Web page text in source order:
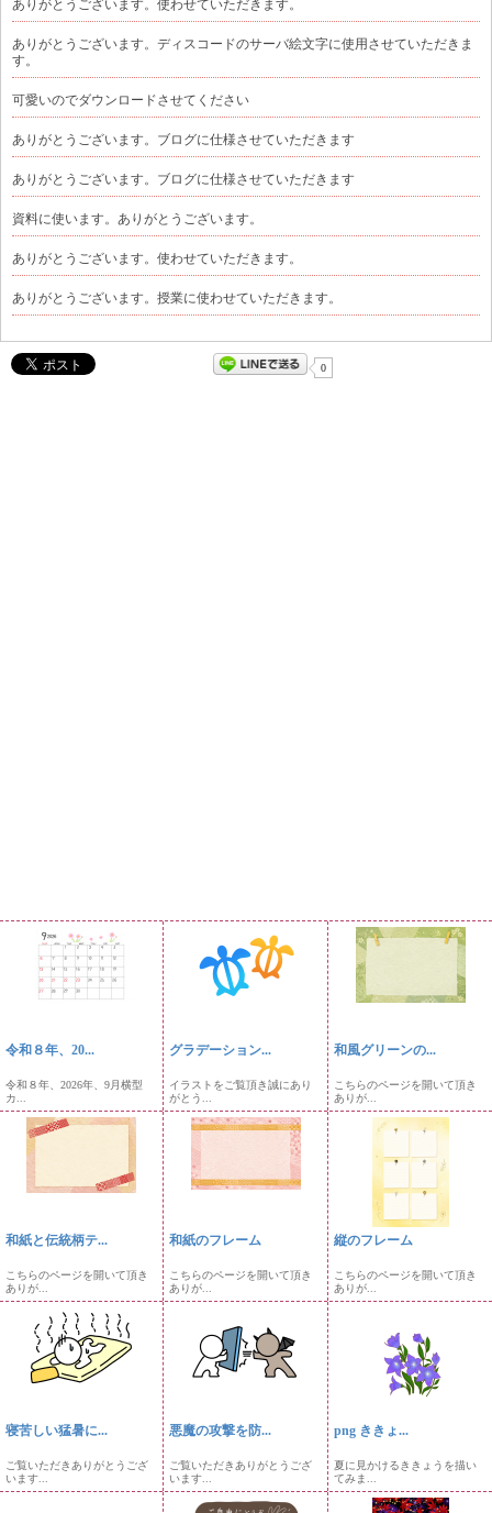
ありがとうございます。使わせていただきます。
ありがとうございます。ディスコードのサーバ絵文字に使用させていただきま
す。
可愛いのでダウンロードさせてください
ありがとうございます。ブログに仕様させていただきます
ありがとうございます。ブログに仕様させていただきます
資料に使います。ありがとうございます。
ありがとうございます。使わせていただきます。
ありがとうございます。授業に使わせていただきます。
0
令和８年、20...
令和８年、2026年、9月横型
カ...
グラデーション...
イラストをご覧頂き誠にあり
がとう...
和風グリーンの...
こちらのページを開いて頂き
ありが...
和紙と伝統柄テ...
こちらのページを開いて頂き
ありが...
和紙のフレーム
こちらのページを開いて頂き
ありが...
縦のフレーム
こちらのページを開いて頂き
ありが...
寝苦しい猛暑に...
ご覧いただきありがとうござ
います...
悪魔の攻撃を防...
ご覧いただきありがとうござ
います...
png ききょ...
夏に見かけるききょうを描い
てみま...